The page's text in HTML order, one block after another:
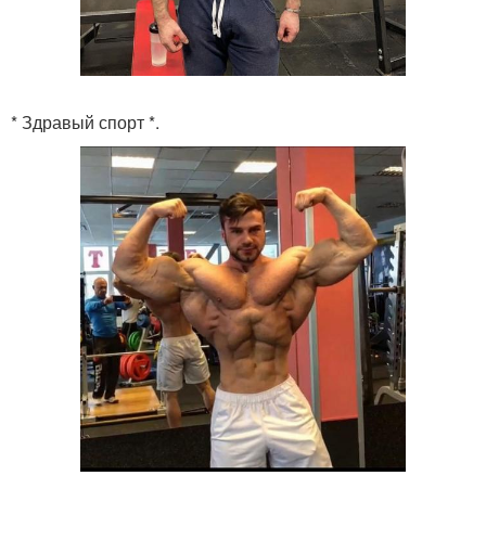
* Здравый спорт *.